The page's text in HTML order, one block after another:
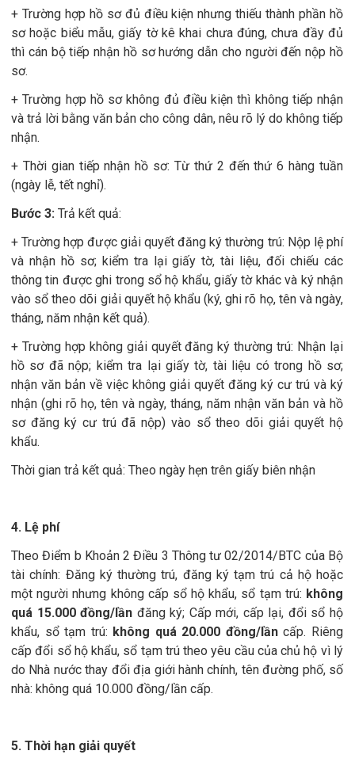
+ Trường hợp hồ sơ đủ điều kiện nhưng thiếu thành phần hồ
sơ hoặc biểu mẫu, giấy tờ kê khai chưa đúng, chưa đầy đủ
thì cán bộ tiếp nhận hồ sơ hướng dẫn cho người đến nộp hồ
sơ.
+ Trường hợp hồ sơ không đủ điều kiện thì không tiếp nhận
và trả lời bằng văn bản cho công dân, nêu rõ lý do không tiếp
nhận.
+ Thời gian tiếp nhận hồ sơ: Từ thứ 2 đến thứ 6 hàng tuần
(ngày lễ, tết nghỉ).
Bước 3: Trả kết quả:
+ Trường hợp được giải quyết đăng ký thường trú: Nộp lệ phí
và nhận hồ sơ; kiểm tra lại giấy tờ, tài liệu, đối chiếu các
thông tin được ghi trong sổ hộ khẩu, giấy tờ khác và ký nhận
vào sổ theo dõi giải quyết hộ khẩu (ký, ghi rõ họ, tên và ngày,
tháng, năm nhận kết quả).
+ Trường hợp không giải quyết đăng ký thường trú: Nhận lại
hồ sơ đã nộp; kiểm tra lại giấy tờ, tài liệu có trong hồ sơ;
nhận văn bản về việc không giải quyết đăng ký cư trú và ký
nhận (ghi rõ họ, tên và ngày, tháng, năm nhận văn bản và hồ
sơ đăng ký cư trú đã nộp) vào sổ theo dõi giải quyết hộ
khẩu.
Thời gian trả kết quả: Theo ngày hẹn trên giấy biên nhận
4. Lệ phí
Theo Điểm b Khoản 2 Điều 3 Thông tư 02/2014/BTC của Bộ
tài chính: Đăng ký thường trú, đăng ký tạm trú cả hộ hoặc
một người nhưng không cấp sổ hộ khẩu, sổ tạm trú: không
quá 15.000 đồng/lần đăng ký; Cấp mới, cấp lại, đổi sổ hộ
khẩu, sổ tạm trú: không quá 20.000 đồng/lầncấp. Riêng
cấp đổi sổ hộ khẩu, sổ tạm trú theo yêu cầu của chủ hộ vì lý
do Nhà nước thay đổi địa giới hành chính, tên đường phố, số
nhà: không quá 10.000 đồng/lần cấp.
5. Thời hạn giải quyết